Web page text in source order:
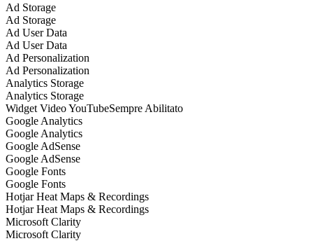
Ad Storage
Ad Storage
Ad User Data
Ad User Data
Ad Personalization
Ad Personalization
Analytics Storage
Analytics Storage
Widget Video YouTubeSempre Abilitato
Google Analytics
Google Analytics
Google AdSense
Google AdSense
Google Fonts
Google Fonts
Hotjar Heat Maps & Recordings
Hotjar Heat Maps & Recordings
Microsoft Clarity
Microsoft Clarity